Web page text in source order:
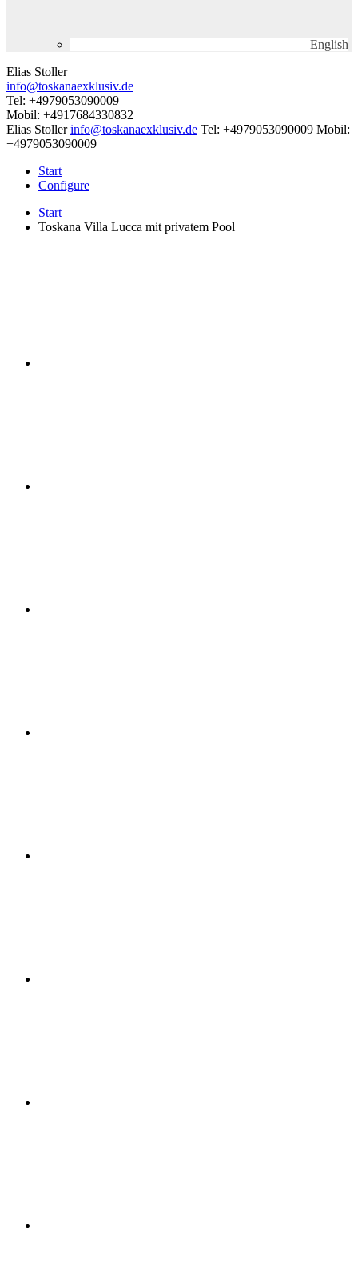
English
Elias Stoller
info@toskanaexklusiv.de
Tel: +4979053090009
Mobil: +4917684330832
Elias Stoller info@toskanaexklusiv.de Tel: +4979053090009 Mobil:
+4979053090009
Start
Configure
Start
Toskana Villa Lucca mit privatem Pool